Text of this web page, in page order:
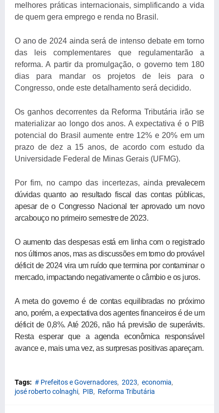
melhores práticas internacionais, simplificando a vida
de quem gera emprego e renda no Brasil.
O ano de 2024 ainda será de intenso debate em torno
das leis complementares que regulamentarão a
reforma. A partir da promulgação, o governo tem 180
dias para mandar os projetos de leis para o
Congresso, onde este detalhamento será decidido.
Os ganhos decorrentes da Reforma Tributária irão se
materializar ao longo dos anos. A expectativa é o PIB
potencial do Brasil aumente entre 12% e 20% em um
prazo de dez a 15 anos, de acordo com estudo da
Universidade Federal de Minas Gerais (UFMG).
Por fim, no campo das incertezas, ainda prevalecem
dúvidas quanto ao resultado fiscal das contas públicas,
apesar de o Congresso Nacional ter aprovado um novo
arcabouço no primeiro semestre de 2023.
O aumento das despesas está em linha com o registrado
nos últimos anos, mas as discussões em torno do provável
déficit de 2024 vira um ruído que termina por contaminar o
mercado, impactando negativamente o câmbio e os juros.
A meta do governo é de contas equilibradas no próximo
ano, porém, a expectativa dos agentes financeiros é de um
déficit de 0,8%. Até 2026, não há previsão de superávits.
Resta esperar que a agenda econômica responsável
avance e, mais uma vez, as surpresas positivas apareçam.
Tags: # Prefeitos e Governadores 2023
economia
josé roberto colnaghi
PIB Reforma Tributária